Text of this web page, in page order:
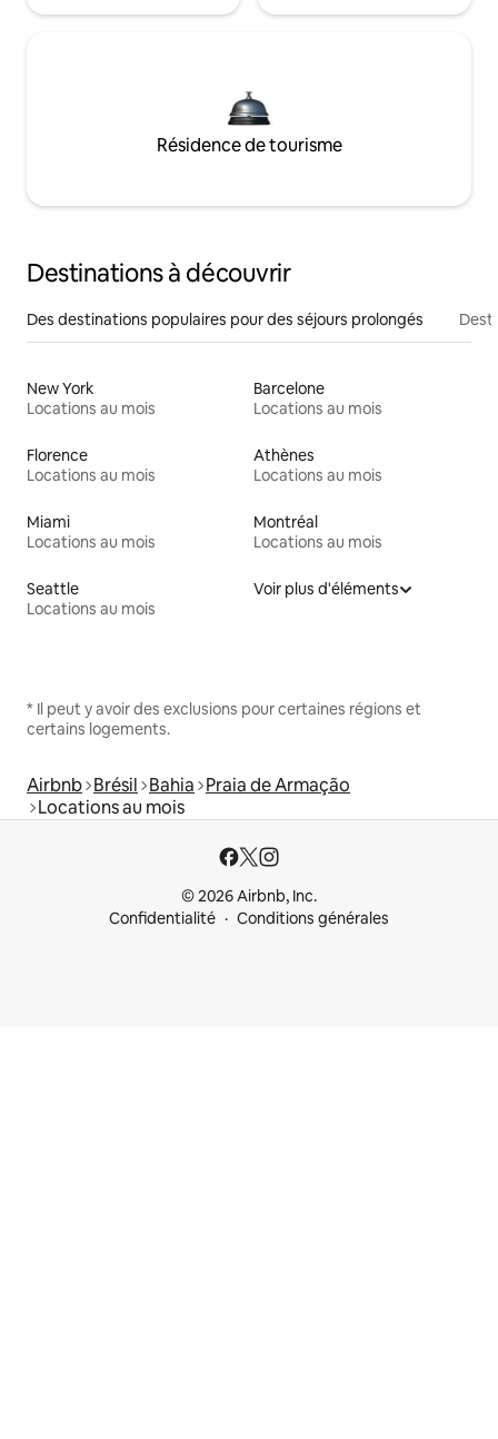
Résidence de tourisme
Destinations à découvrir
Des destinations populaires pour des séjours prolongés
New York
Locations au mois
Barcelone
Locations au mois
Florence
Locations au mois
Athènes
Locations au mois
Miami
Locations au mois
Montréal
Locations au mois
Seattle
Locations au mois
Voir plus d'éléments
* Il peut y avoir des exclusions pour certaines régions et
certains logements.
Airbnb Brésil Bahia Praia de Armação
Locations au mois
© 2026 Airbnb, Inc.
Confidentialité
Conditions générales